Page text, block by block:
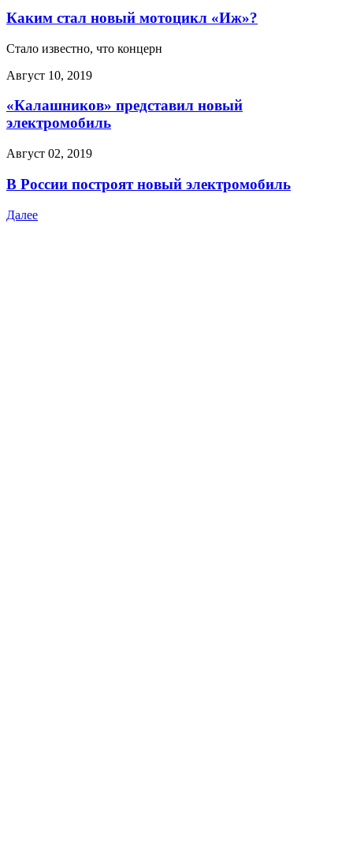
Каким стал новый мотоцикл «Иж»?
Стало известно, что концерн
Август 10, 2019
«Калашников» представил новый
электромобиль
Август 02, 2019
В России построят новый электромобиль
Далее